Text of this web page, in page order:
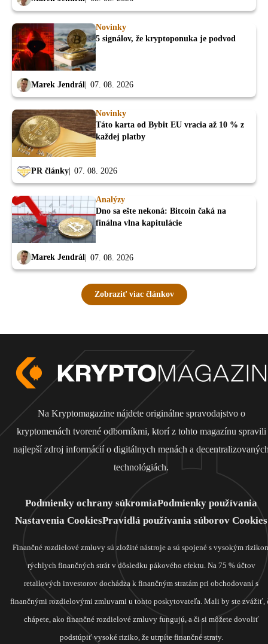
Novinky
5 signálov, že kryptoponuka je podvod
Marek Jendrál 07. 08. 2026
Novinky
Táto karta od Bybit EU vracia až 10 % z
každej platby
PR články 07. 08. 2026
Analýzy
Dno sa ešte nekoná: Bitcoin čaká na
finálna vlna kapitulácie
Marek Jendrál 07. 08. 2026
Zobraziť viac článkov
Na Kryptomagazine nájdete originálne spravodajstvo o
kryptomenách tvorené odborníkmi, ktorí z tohto magazínu spravili
najlepší zdroj informácií o digitálnych menách a
technológiách.
Podmienky ochrany súkromiaPodmienky používania
Nastavenia CookiesPravidlá používania súborov Cookies
Finančné rozdielové zmluvy sú zložité nástroje a sú spojené s vysokým
rýchlych finančných strát v dôsledku pákového efektu. Na 75 % účtov
retailových investorov dochádza k finančným stratám pri obchodovaní s
finančnými rozdielovými zmluvami u tohto poskytovateľa. Mali by ste zvážiť,
chápete, ako finančné rozdielové zmluvy fungujú, a či si môžete dovoliť
podstúpiť vysoké riziko, že utrpíte finančné straty.